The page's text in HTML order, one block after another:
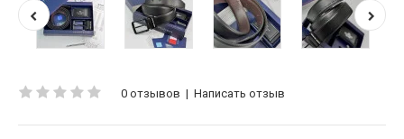
0 отзывов | Написать отзыв